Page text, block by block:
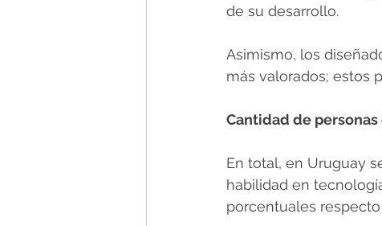
de su desarrollo.
Asimismo, los
más valorados; estos
Cantidad de
En total, en Uruguay
habilidad en
porcentuales respecto